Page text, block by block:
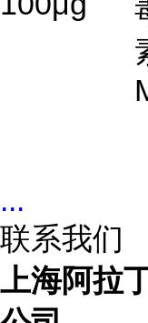
...
联系我们
上海阿拉